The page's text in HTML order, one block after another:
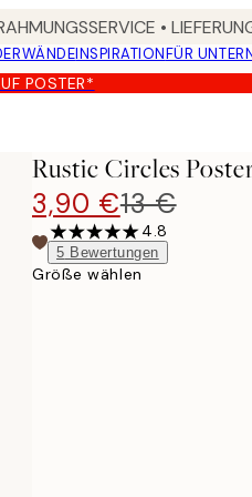
•
INSPIRATIONFÜR
POSTER*
Rustic Circles
3,90 €13 €
4.8
5 Bewertungen
Größe wählen